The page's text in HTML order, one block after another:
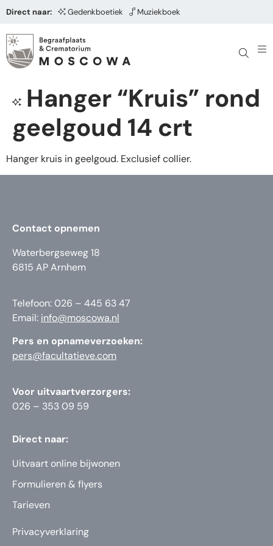
Direct naar: Gedenkboetiek Muziekboek
Hanger “Kruis” rond
geelgoud 14 crt
Hanger kruis in geelgoud. Exclusief collier.
Contact opnemen
Waterbergseweg 18
6815 AP Arnhem
Telefoon: 026 – 445 63 47
Email: info@moscowa.nl
Pers en opnameverzoeken:
pers@facultatieve.com
Voor uitvaartverzorgers:
026 – 353 09 59
Direct naar:
Uitvaart online bijwonen
Formulieren & flyers
Tarieven
Privacyverklaring